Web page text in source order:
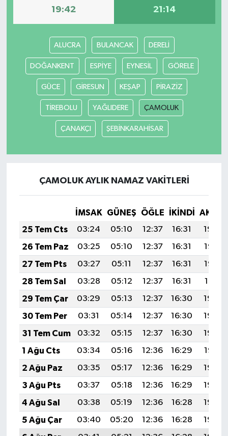
19:42 21:14
ALUCRA BULANCAK DERELİ
DOĞANKENT ESPİYE EYNESİL GÖRELE
GÜCE GİRESUN KEŞAP PİRAZİZ
TİREBOLU YAĞLIDERE ÇAMOLUK
ÇANAKÇI ŞEBİNKARAHİSAR
ÇAMOLUK AYLIK NAMAZ VAKITLERI
İMSAK GÜNEŞ ÖĞLE İKINDI
25 Tem Cts
03:24 05:10 12:37 16:31
19:54
26 Tem Paz
03:25 05:10 12:37 16:31
19:53
27 Tem Pts
03:27 05:11 12:37 16:31
19:52
28 Tem Sal
03:28 05:12 12:37 16:31
19:51
29 Tem Çar
03:29 05:13 12:37 16:30
19:50
30 Tem Per
03:31 05:14 12:37 16:30
19:49
31 Tem Cum
03:32 05:15 12:37 16:30
19:48
1 Ağu Cts
03:34 05:16 12:36 16:29
19:47
2 Ağu Paz
03:35 05:17 12:36 16:29
19:46
3 Ağu Pts
03:37 05:18 12:36 16:29
19:45
4 Ağu Sal
03:38 05:19 12:36 16:28
19:44
5 Ağu Çar
03:40 05:20 12:36 16:28
19:43